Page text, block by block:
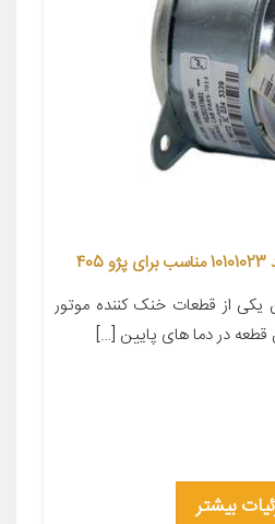
از قطعات خنک کننده موتور
در دما های پایین […]
بیشتر